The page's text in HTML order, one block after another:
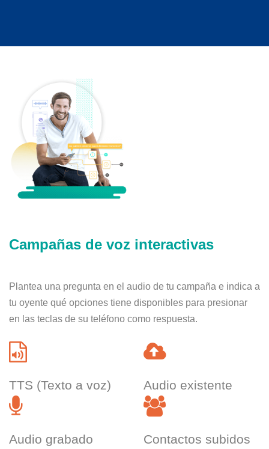
Campañas de voz interactivas
Plantea una pregunta en el audio de tu campaña e indica a
tu oyente qué opciones tiene disponibles para presionar
en las teclas de su teléfono como respuesta.
TTS (Texto a voz) Audio existente
Audio grabado Contactos subidos